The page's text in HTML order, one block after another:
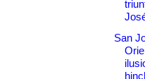
San